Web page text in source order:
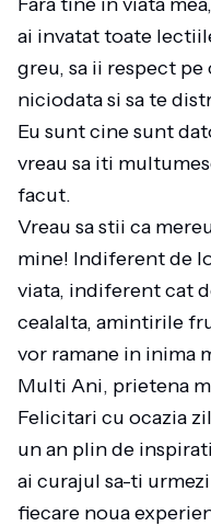
ai invatat toate
greu, sa ii respect
niciodata si sa te
Eu sunt cine sunt
vreau sa iti
facut.
Vreau sa stii ca
mine! Indiferent de
viata, indiferent cat
cealalta, amintirile
vor ramane in inima
Multi Ani, prietena
Felicitari cu ocazia
un an plin de
ai curajul sa-ti
fiecare noua